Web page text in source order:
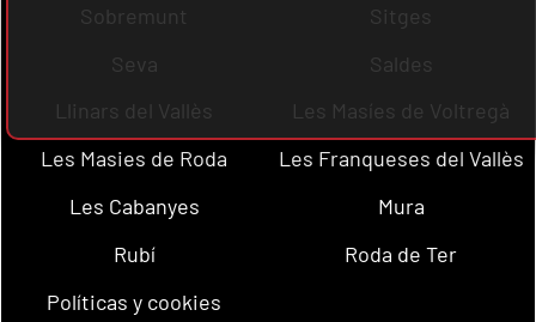
Sobremunt
Sitges
Seva
Saldes
Llinars del Vallès
Les Masíes de Voltregà
Les Masies de Roda
Les Franqueses del Vallès
Les Cabanyes
Mura
Rubí
Roda de Ter
Políticas y cookies